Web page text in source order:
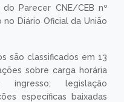
do Parecer CNE/CEB nº
Diário Oficial da União
são classificados em 13
sobre carga horária
ingresso; legislação
específicas baixadas